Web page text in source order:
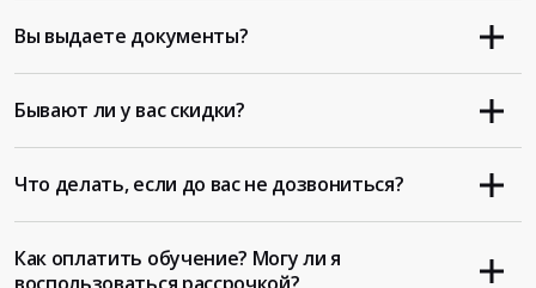
Вы выдаете документы?
Бывают ли у вас скидки?
Что делать, если до вас не дозвониться?
Как оплатить обучение? Могу ли я